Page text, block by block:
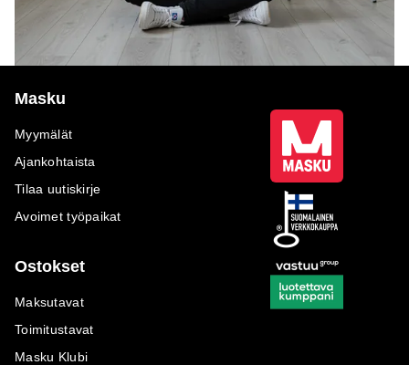
Masku
Myymälät
Ajankohtaista
Tilaa uutiskirje
Avoimet työpaikat
Ostokset
Maksutavat
Toimitustavat
Masku Klubi